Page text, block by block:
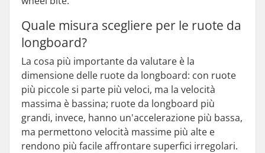
Quale misura scegliere per le ruote da
longboard?
La cosa più importante da valutare è la
dimensione delle ruote da longboard: con ruote
più piccole si parte più veloci, ma la velocità
massima è bassina; ruote da longboard più
grandi, invece, hanno un'accelerazione più bassa,
ma permettono velocità massime più alte e
rendono più facile affrontare superfici irregolari.